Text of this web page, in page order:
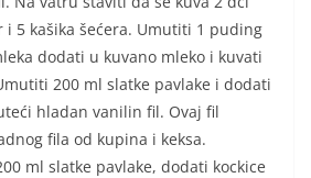
i 5 kašika šećera. Umutiti 1 puding
dodati u kuvano mleko i kuvati
200 ml slatke pavlake i dodati
hladan vanilin fil. Ovaj fil
fila od kupina i keksa.
ml slatke pavlake, dodati kockice